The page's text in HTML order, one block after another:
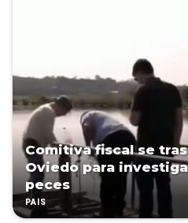
Comitiva fiscal se
Oviedo para
peces
PAÍS